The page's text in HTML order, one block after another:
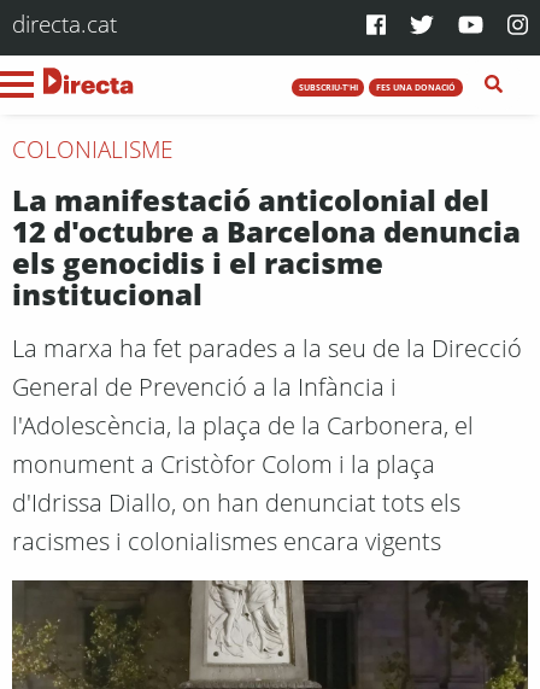
directa.cat
SUBSCRIU-T'HI FES UNA DONACIÓ
COLONIALISME
La manifestació anticolonial del
12 d'octubre a Barcelona denuncia
els genocidis i el racisme
institucional
La marxa ha fet parades a la seu de la Direcció
General de Prevenció a la Infància i
l'Adolescència, la plaça de la Carbonera, el
monument a Cristòfor Colom i la plaça
d'Idrissa Diallo, on han denunciat tots els
racismes i colonialismes encara vigents